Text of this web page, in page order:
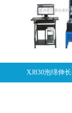
XJ830泡绵伸